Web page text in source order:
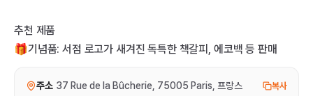
추천 제품
🎁기념품: 서점 로고가 새겨진 독특한 책갈피, 에코백 등 판매
주소 37 Rue de la Bûcherie, 75005 Paris, 프랑스 복사